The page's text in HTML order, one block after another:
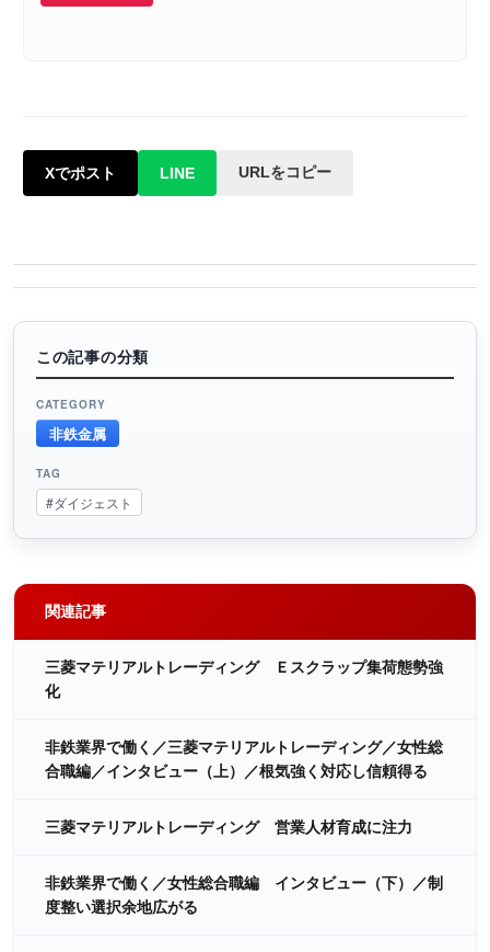
Xでポスト LINE URLをコピー
この記事の分類
CATEGORY
非鉄金属
TAG
#ダイジェスト
関連記事
三菱マテリアルトレーディング Ｅスクラップ集荷態勢強
化
非鉄業界で働く／三菱マテリアルトレーディング／女性総
合職編／インタビュー（上）／根気強く対応し信頼得る
三菱マテリアルトレーディング 営業人材育成に注力
非鉄業界で働く／女性総合職編 インタビュー（下）／制
度整い選択余地広がる